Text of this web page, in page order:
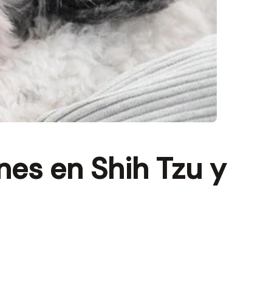
en Shih Tzu y